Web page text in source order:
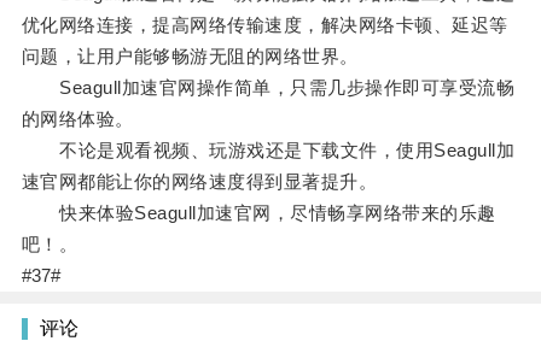
优化网络连接，提高网络传输速度，解决网络卡顿、延迟等
问题，让用户能够畅游无阻的网络世界。
Seagull加速官网操作简单，只需几步操作即可享受流畅
的网络体验。
不论是观看视频、玩游戏还是下载文件，使用Seagull加
速官网都能让你的网络速度得到显著提升。
快来体验Seagull加速官网，尽情畅享网络带来的乐趣
吧！。
#37#
评论